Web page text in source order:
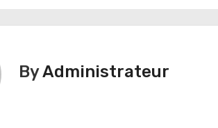
ByAdministrateur